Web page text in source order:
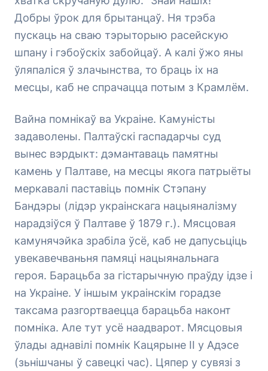
Добры ўрок для брытанцаў. Ня трэба
пускаць на сваю тэрыторыю расейскую
шпану і гэбоўскіх забойцаў. А калі ўжо яны
ўляпаліся ў злачынства, то браць іх на
месцы, каб не спрачацца потым з Крамлём.
Вайна помнікаў ва Украіне. Камуністы
задаволены. Палтаўскі гаспадарчы суд
вынес вэрдыкт: дэмантаваць памятны
камень у Палтаве, на месцы якога патрыёты
меркавалі паставіць помнік Стэпану
Бандэры (лідэр украінскага нацыяналізму
нарадзіўся ў Палтаве ў 1879 г.). Мясцовая
камунячэйка зрабіла ўсё, каб не дапусьціць
увекавечваньня памяці нацыянальнага
героя. Барацьба за гістарычную праўду ідзе і
на Украіне. У іншым украінскім горадзе
таксама разгортваецца барацьба наконт
помніка. Але тут усё наадварот. Мясцовыя
ўлады аднавілі помнік Кацярыне ІІ у Адэсе
(зьнішчаны ў савецкі час). Цяпер у сувязі з